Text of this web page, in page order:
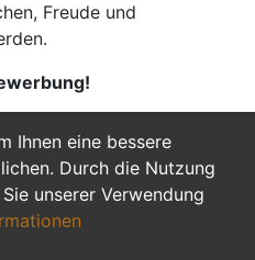
Ihnen eine bessere
Durch die Nutzung
unserer Verwendung
Freude und